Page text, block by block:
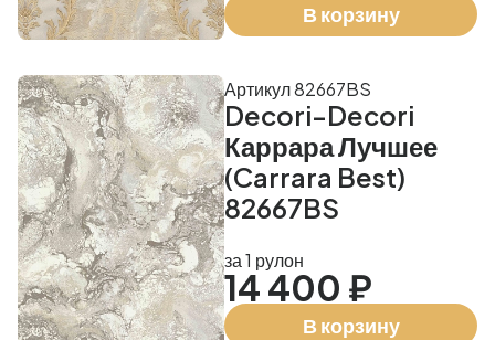
В корзину
Decori-Decori
Каррара Лучшее
(Carrara Best)
82667BS
Артикул 82667BS
за 1 рулон
14 400 ₽
В корзину